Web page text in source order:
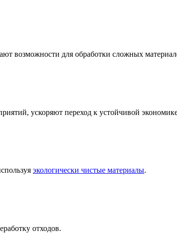
возможности для обработки сложных
ускоряют переход к устойчивой
экологически чистые материалы.
отходов.